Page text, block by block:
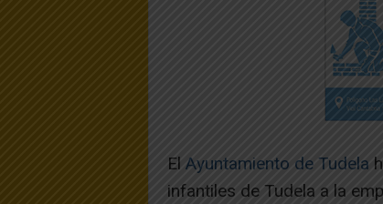
El Ayuntamiento de Tudela
infantiles de Tudela a la